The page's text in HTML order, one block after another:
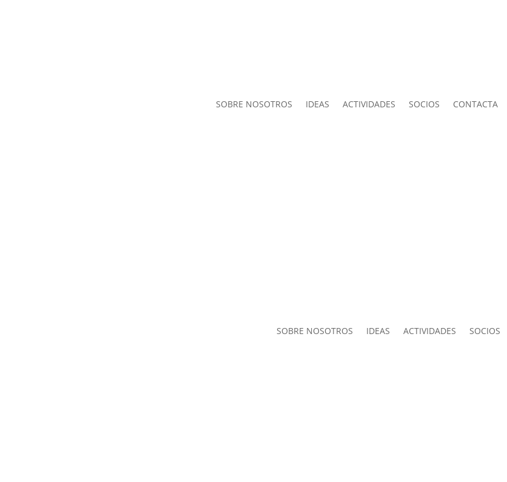
SOBRE NOSOTROS IDEAS ACTIVIDADES SOCIOS CONTACTA
SOBRE NOSOTROS IDEAS ACTIVIDADES SOCIOS